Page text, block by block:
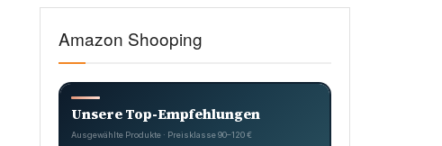
Amazon Shooping
Unsere Top-Empfehlungen
Ausgewählte Produkte · Preisklasse 90–120 €